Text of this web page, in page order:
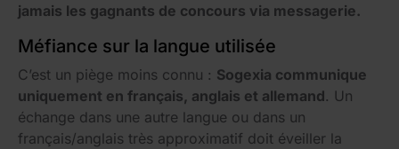
jamais les gagnants de concours via messagerie.
Méfiance sur la langue utilisée
C’est un piège moins connu : Sogexia communique
uniquement en français, anglais et allemand. Un
échange dans une autre langue ou dans un
français/anglais très approximatif doit éveiller la